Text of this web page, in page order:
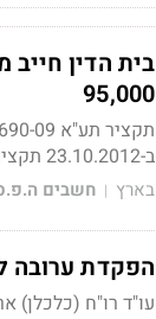
בית הדין
95,000
ב-23.10.2012 תקציר פסק הדין מאת המחלקה המשפטית
בארץ | חשבים
הפקדת ערובה
עו"ד רו"ח (כלכלן)